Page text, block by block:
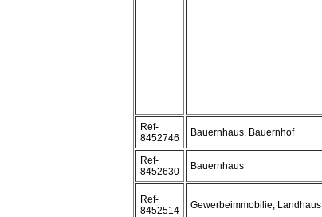
Ref-
8452746
Bauernhaus, Bauernhof
Ref-
8452630
Bauernhaus
Ref-
8452514
Gewerbeimmobilie, Landhaus